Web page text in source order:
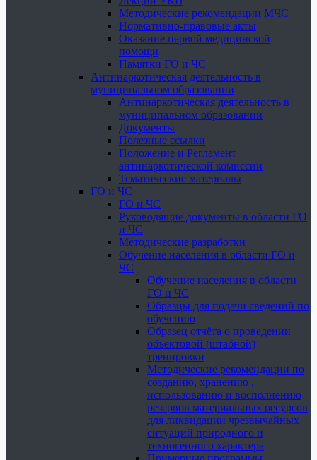
Методические рекомендации МЧС
Нормативно-правовые акты
Оказание первой медицинской
помощи
Памятки ГО и ЧС
Антинаркотическая деятельность в
муниципальном образовании
Антинаркотическая деятельность в
муниципальном образовании
Документы
Полезные ссылки
Положение и Регламент
антинаркотической комиссии
Тематические материалы
ГО и ЧС
ГО и ЧС
Руководящие документы в области ГО
и ЧС
Методические разработки
Обучение населения в области ГО и
ЧС
Обучение населения в области
ГО и ЧС
Образцы для подачи сведений по
обучению
Образец отчёта о проведении
объектовой (штабной)
тренировки
Методические рекомендации по
созданию, хранению ,
использованию и восполнению
резервов материальных ресурсов
для ликвидации чрезвычайных
ситуаций природного и
техногенного характера